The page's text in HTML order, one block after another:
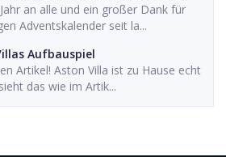
an alle und ein großer Dank für
Adventskalender seit la...
Aufbauspiel
Artikel! Aston Villa ist zu Hause echt
das wie im Artik...